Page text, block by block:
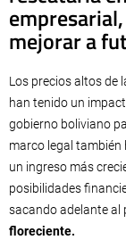
mejorar a
Los precios altos de
han tenido un
gobierno boliviano
marco legal
un ingreso más
posibilidades
sacando adelante al
floreciente.